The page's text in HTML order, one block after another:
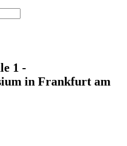
1 -
in Frankfurt am